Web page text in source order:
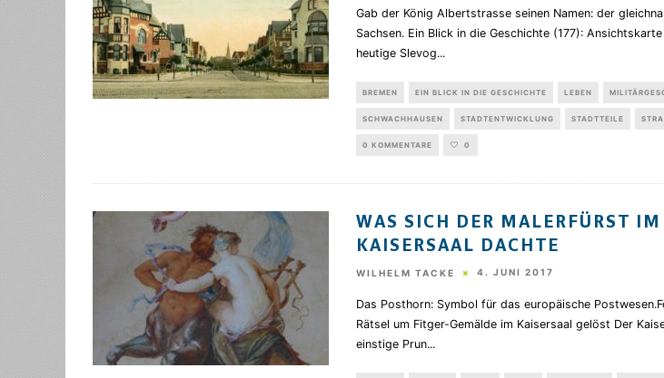
Gab der König Albertstrasse seinen Namen: der
Sachsen. Ein Blick in die Geschichte (177):
heutige Slevog...
BREMEN EIN BLICK IN DIE GESCHICHTE LEBEN
SCHWACHHAUSEN STADTENTWICKLUNG STADTTEILE
0 KOMMENTARE 0
WAS SICH DER MALERFÜRST IM
KAISERSAAL DACHTE
WILHELM TACKE 4. JUNI 2017
Das Posthorn: Symbol für das europäische
Rätsel um Fitger-Gemälde im Kaisersaal gelöst Der
einstige Prun...